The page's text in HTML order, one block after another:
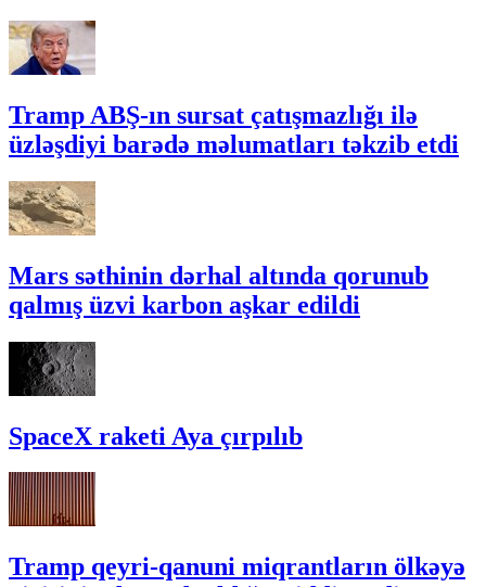
Tramp ABŞ-ın sursat çatışmazlığı ilə
üzləşdiyi barədə məlumatları təkzib etdi
Mars səthinin dərhal altında qorunub
qalmış üzvi karbon aşkar edildi
SpaceX raketi Aya çırpılıb
Tramp qeyri-qanuni miqrantların ölkəyə